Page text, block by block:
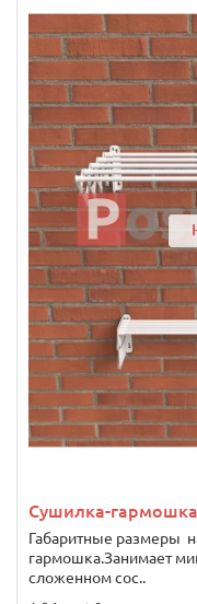
Сушилка-
Габаритные размеры
гармошка.Занимает
сложенном сос..